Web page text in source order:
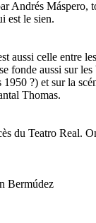
Andrés Máspero,
est le sien.
aussi celle entre
fonde aussi sur les
1950 ?) et sur la
Thomas.
du Teatro Real.
Bermúdez